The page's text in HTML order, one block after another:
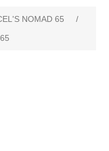
NOMAD 65
/